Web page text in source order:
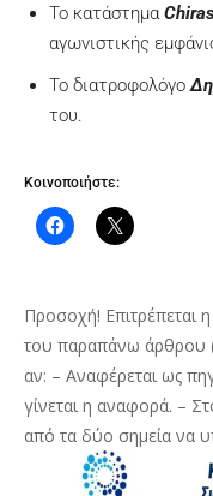
Το κατάστημαChiras
αγωνιστικής
Το διατροφολόγο
του.
Κοινοποιήστε:
Προσοχή!
του παραπάνω άρθρου
αν: – Αναφέρεται ως
γίνεται η αναφορά. –
από τα δύο σημεία να